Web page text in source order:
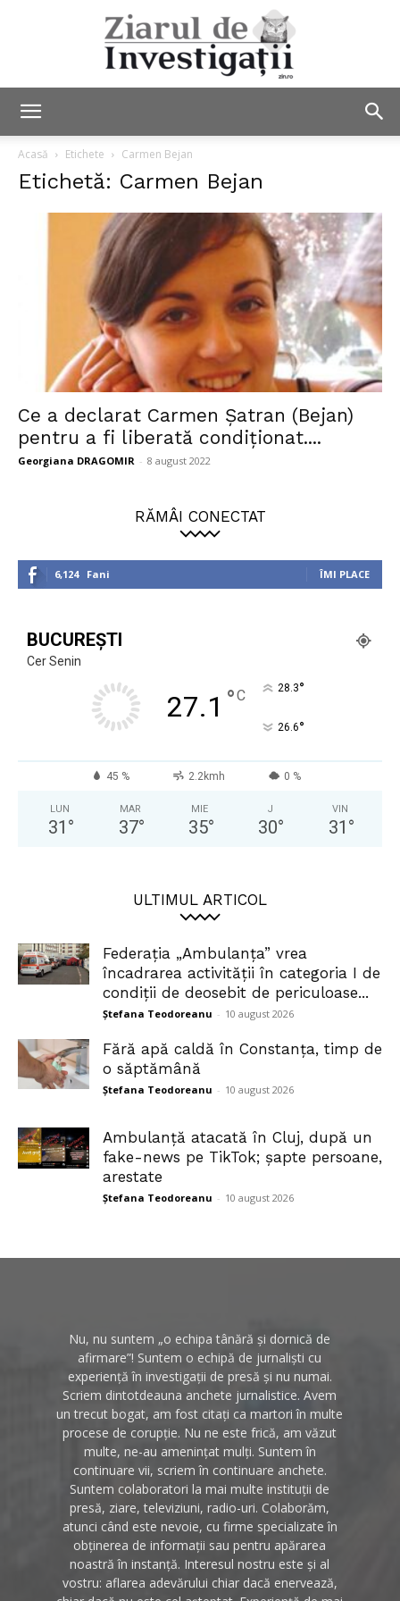
Investigații
Acasă Etichete Carmen Bejan
Etichetă: Carmen Bejan
Ce a declarat Carmen Șatran (Bejan)
pentru a fi liberată condiționat....
Georgiana DRAGOMIR - 8 august 2022
RĂMÂI CONECTAT
6,124 Fani ÎMI PLACE
BUCUREȘTI
Cer Senin
27.1 °C 28.3°
26.6°
45 % 2.2kmh 0 %
LUN
31 °
MAR
37°
MIE
35°
J
30°
VIN
31 °
ULTIMUL ARTICOL
Federația „Ambulanța” vrea
încadrarea activității în categoria I de
condiții de deosebit de periculoase...
Ștefana Teodoreanu - 10 august 2026
Fără apă caldă în Constanța, timp de
o săptămână
Ștefana Teodoreanu - 10 august 2026
Ambulanță atacată în Cluj, după un
fake-news pe TikTok; șapte persoane,
arestate
Ștefana Teodoreanu - 10 august 2026
Nu, nu suntem „o echipa tânără și dornică de
afirmare”! Suntem o echipă de jurnaliști cu
experiență în investigații de presă și nu numai.
Scriem dintotdeauna anchete jurnalistice. Avem
un trecut bogat, am fost citați ca martori în multe
procese de corupție. Nu ne este frică, am văzut
multe, ne-au amenințat mulți. Suntem în
continuare vii, scriem în continuare anchete.
Suntem colaboratori la mai multe instituții de
presă, ziare, televiziuni, radio-uri. Colaborăm,
atunci când este nevoie, cu firme specializate în
obținerea de informații sau pentru apărarea
noastră în instanță. Interesul nostru este și al
vostru: aflarea adevărului chiar dacă enervează,